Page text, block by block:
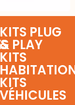
KITS PLUG
& PLAY
KITS
KITS
VÉHICULES